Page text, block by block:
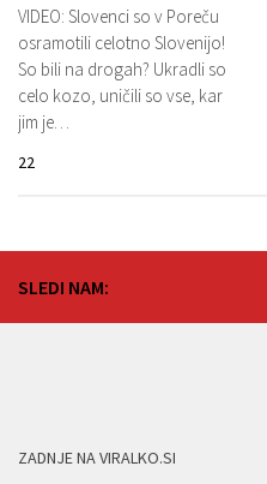
VIDEO: Slovenci so v Poreču
osramotili celotno Slovenijo!
So bili na drogah? Ukradli so
celo kozo, uničili so vse, kar
jim je…
22
SLEDI NAM:
ZADNJE NA VIRALKO.SI